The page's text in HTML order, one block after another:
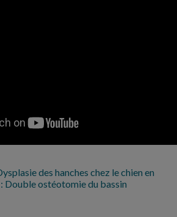
des hanches chez le chien en
Double ostéotomie du bassin